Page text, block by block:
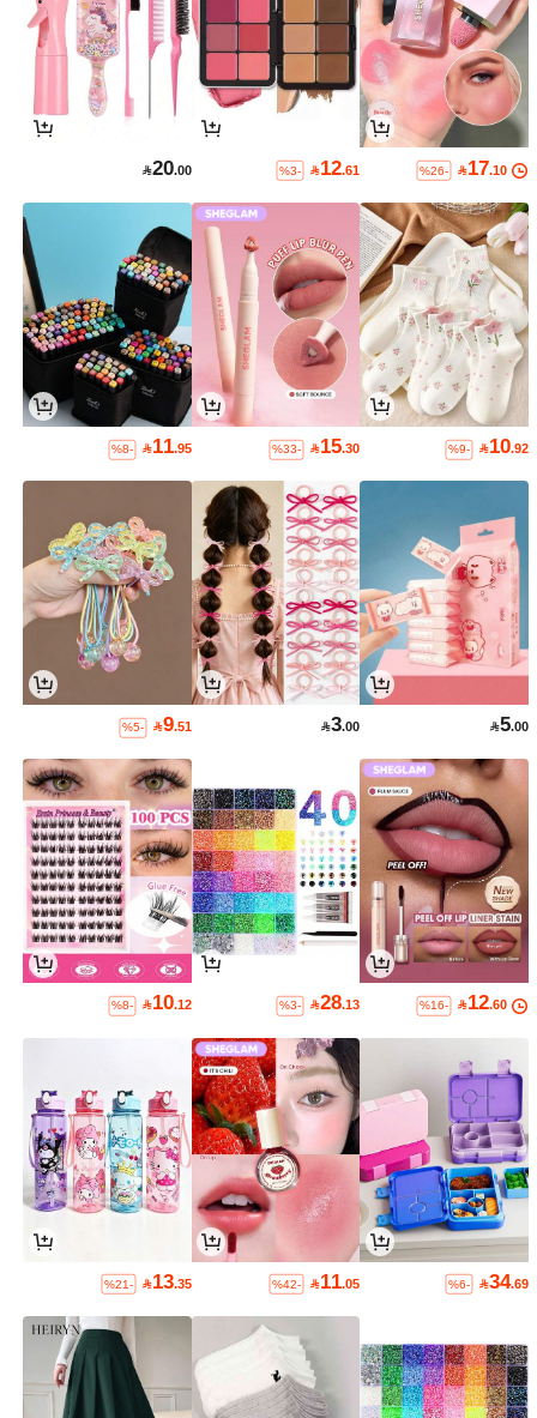
17.10
%26-
12.61
%3-
20.00
10.92
%9-
15.30
%33-
11.95
%8-
5.00
3.00
9.51
%5-
12.60
%16-
28.13
%3-
10.12
%8-
34.69
%6-
11.05
%42-
13.35
%21-